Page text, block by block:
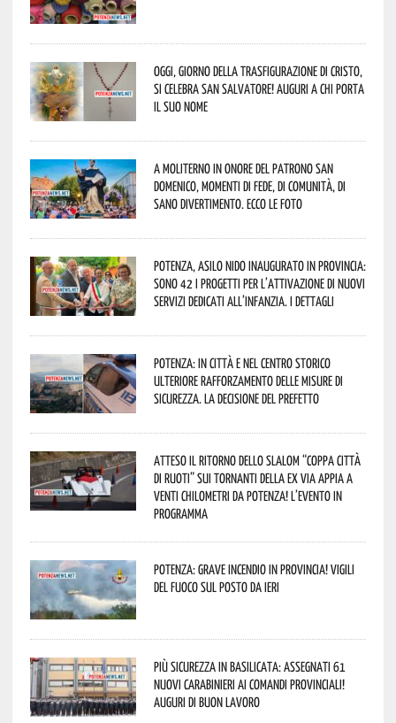
Oggi, giorno della Trasfigurazione di Cristo,
si celebra San Salvatore! Auguri a chi porta
il suo nome
A Moliterno in onore del Patrono San
Domenico, momenti di fede, di comunità, di
sano divertimento. Ecco le foto
Potenza, asilo nido inaugurato in provincia:
sono 42 i progetti per l’attivazione di nuovi
servizi dedicati all’infanzia. I dettagli
Potenza: in città e nel centro storico
ulteriore rafforzamento delle misure di
sicurezza. La decisione del Prefetto
Atteso il ritorno dello slalom “Coppa Città
di Ruoti” sui tornanti della ex via Appia a
venti chilometri da Potenza! L’evento in
programma
Potenza: grave incendio in Provincia! Vigili
del fuoco sul posto da ieri
Più sicurezza in Basilicata: assegnati 61
nuovi Carabinieri ai Comandi provinciali!
Auguri di buon lavoro